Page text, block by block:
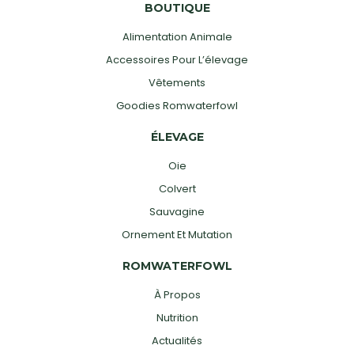
BOUTIQUE
Alimentation Animale
Accessoires Pour L’élevage
Vêtements
Goodies Romwaterfowl
ÉLEVAGE
Oie
Colvert
Sauvagine
Ornement Et Mutation
ROMWATERFOWL
À Propos
Nutrition
Actualités